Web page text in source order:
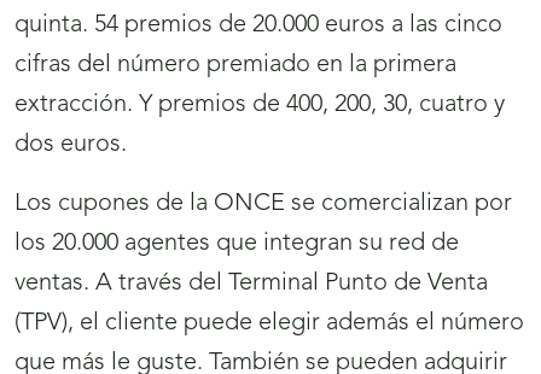
quinta. 54 premios de 20.000 euros a las cinco
cifras del número premiado en la primera
extracción. Y premios de 400, 200, 30, cuatro y
dos euros.
Los cupones de la ONCE se comercializan por
los 20.000 agentes que integran su red de
ventas. A través del Terminal Punto de Venta
(TPV), el cliente puede elegir además el número
que más le guste. También se pueden adquirir